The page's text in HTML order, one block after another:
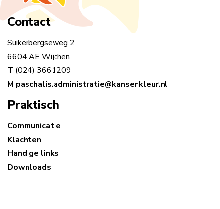
Contact
Suikerbergseweg 2
6604 AE Wijchen
T (024) 3661209
M paschalis.administratie@kansenkleur.nl
Praktisch
Communicatie
Klachten
Handige links
Downloads